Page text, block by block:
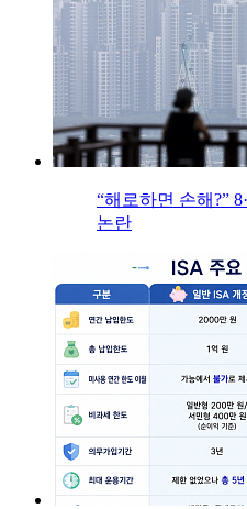
“해로하면 손해?”
논란